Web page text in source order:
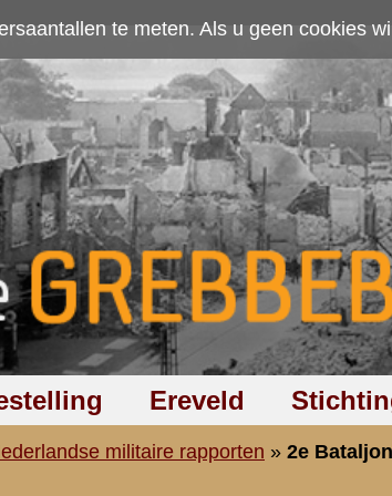
wilt toestaan kunt u hier klikken Accepteer cookies
Discussiegroep Zoeken
Bataljon (II-8 R.I.)
(II-8 R.I.)